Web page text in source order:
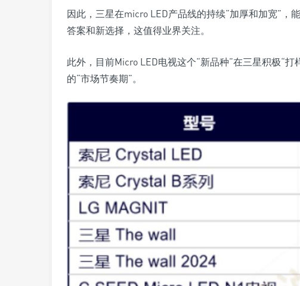
因此，三星在micro LED产品线的持续“加厚和加宽”，
答案和新选择，这值得业界关注。
此外，目前Micro LED电视这个“新品种”在三星积极“
的“市场节奏期”。